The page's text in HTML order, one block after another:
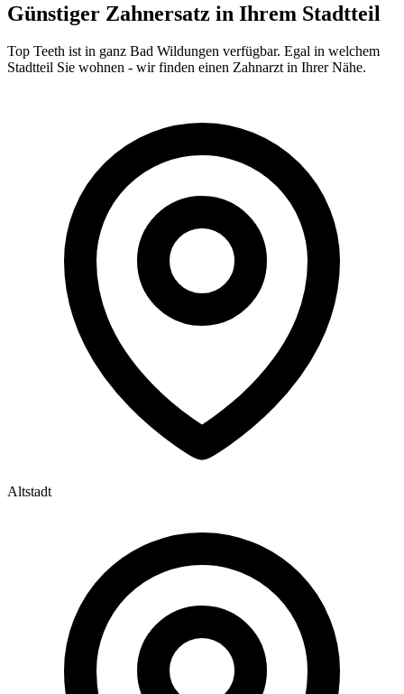
Günstiger Zahnersatz in Ihrem Stadtteil
Top Teeth ist in ganz Bad Wildungen verfügbar. Egal in welchem
Stadtteil Sie wohnen - wir finden einen Zahnarzt in Ihrer Nähe.
Altstadt